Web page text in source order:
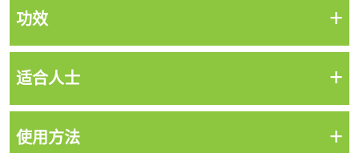
功效 +
适合人士 +
使用方法 +